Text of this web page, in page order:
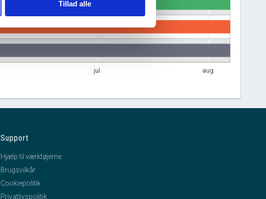
Tillad alle
jul. aug.
Support
Hjælp til værktøjerne
Brugsvilkår
Cookiepolitik
Privatlivspolitik